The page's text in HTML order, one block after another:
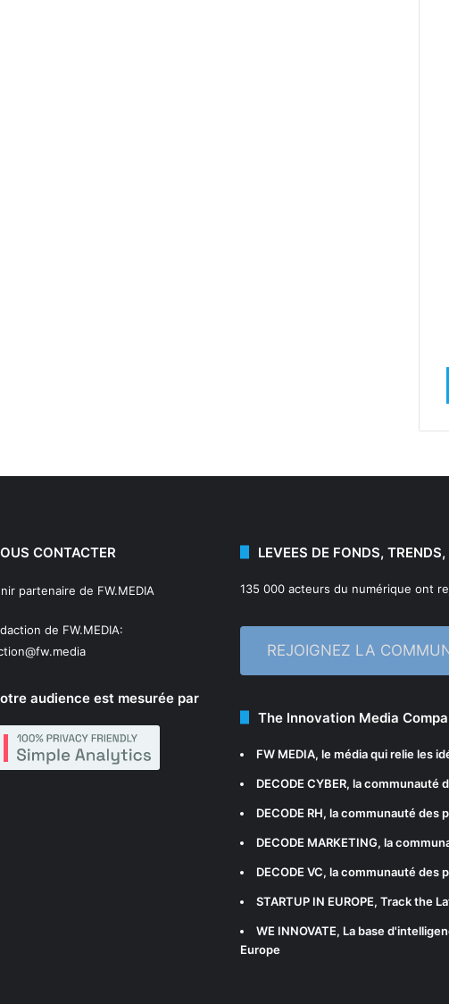
CONTACTER
partenaire de FW.MEDIA
de FW.MEDIA:
audience est mesurée par
LEVEES DE FONDS, TRENDS,
135 000 acteurs du numérique ont
REJOIGNEZ LA
The Innovation Media
FW MEDIA, le média qui relie les
DECODE CYBER, la communauté
DECODE RH, la communauté des
DECODE MARKETING, la
DECODE VC, la communauté des
STARTUP IN EUROPE, Track the
WE INNOVATE, La base
Europe